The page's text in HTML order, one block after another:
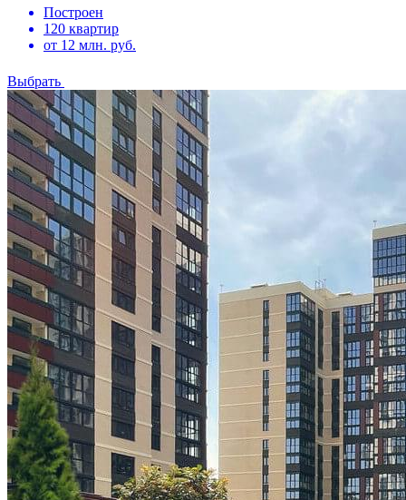
Построен
120 квартир
от 12 млн. руб.
Выбрать